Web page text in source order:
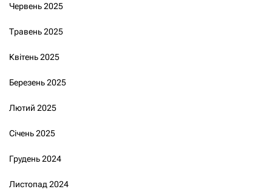
Червень 2025
Травень 2025
Квітень 2025
Березень 2025
Лютий 2025
Січень 2025
Грудень 2024
Листопад 2024